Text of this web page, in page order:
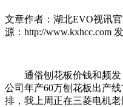
文章作者：湖北EVO视讯
源：http://www.kxhcc.com
通俗刨花板价钱和频发
公司年产60万刨花板出产
排，我上周正在三菱电机